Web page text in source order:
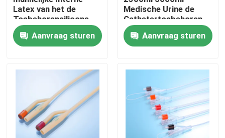
Vraag een offerte aan
Medisch Siliconerubber
Medische Rubberkurk
Rubberspuitduiker
Spuittoebehoren
Latex van het de
Toebehorensilicone
van de Catheter
Urinecatheter
Aanvraag sturen
Medische Urine de
Cathetertoebehoren
ISO13485
Aanvraag sturen